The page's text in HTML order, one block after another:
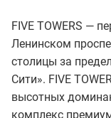
FIVE TOWERS —
Ленинском
столицы за
Сити». FIVE
высотных
комплекс